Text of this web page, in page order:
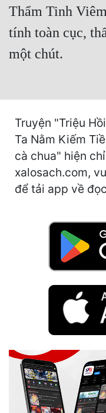
Kỳ Huyễn
Làm Giàu
Lịch Sử
Mạt Thế
Phong Thủy - Tâm Linh
Phương Tây
Phản Phái
Quan Trường
Thẩm Tinh
tính toàn cục,
một chút.
Truyện "Triệu
Ta Nằm Kiếm
cà chua" hiện
xalosach.com,
để tải app về